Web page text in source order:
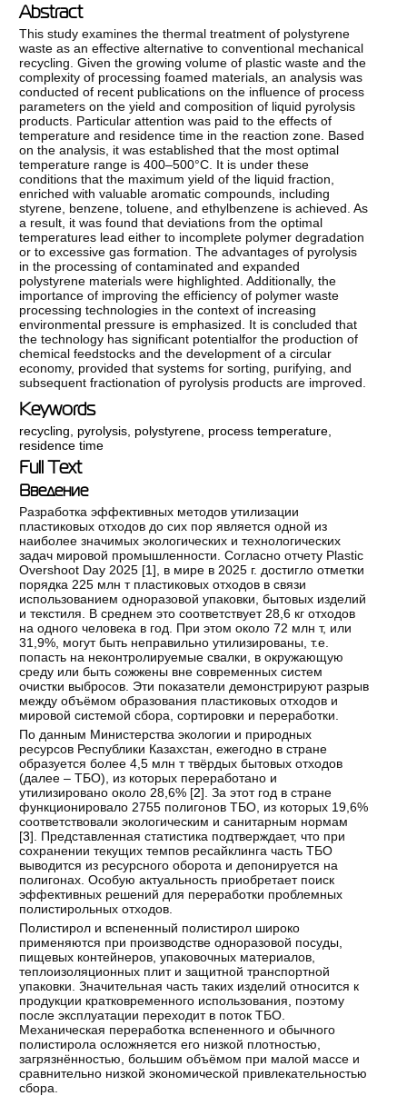
Abstract
This study examines the thermal treatment of polystyrene
waste as an effective alternative to conventional mechanical
recycling. Given the growing volume of plastic waste and the
complexity of processing foamed materials, an analysis was
conducted of recent publications on the influence of process
parameters on the yield and composition of liquid pyrolysis
products. Particular attention was paid to the effects of
temperature and residence time in the reaction zone. Based
on the analysis, it was established that the most optimal
temperature range is 400–500°C. It is under these
conditions that the maximum yield of the liquid fraction,
enriched with valuable aromatic compounds, including
styrene, benzene, toluene, and ethylbenzene is achieved. As
a result, it was found that deviations from the optimal
temperatures lead either to incomplete polymer degradation
or to excessive gas formation. The advantages of pyrolysis
in the processing of contaminated and expanded
polystyrene materials were highlighted. Additionally, the
importance of improving the efficiency of polymer waste
processing technologies in the context of increasing
environmental pressure is emphasized. It is concluded that
the technology has significant potentialfor the production of
chemical feedstocks and the development of a circular
economy, provided that systems for sorting, purifying, and
subsequent fractionation of pyrolysis products are improved.
Keywords
recycling pyrolysis polystyrene process temperature
residence time
Full Text
Введение
Разработка эффективных методов утилизации
пластиковых отходов до сих пор является одной из
наиболее значимых экологических и технологических
задач мировой промышленности. Согласно отчету Plastic
Overshoot Day 2025 [1], в мире в 2025 г. достигло отметки
порядка 225 млн т пластиковых отходов в связи
использованием одноразовой упаковки, бытовых изделий
и текстиля. В среднем это соответствует 28,6 кг отходов
на одного человека в год. При этом около 72 млн т, или
31,9%, могут быть неправильно утилизированы, т.е.
попасть на неконтролируемые свалки, в окружающую
среду или быть сожжены вне современных систем
очистки выбросов. Эти показатели демонстрируют разрыв
между объёмом образования пластиковых отходов и
мировой системой сбора, сортировки и переработки.
По данным Министерства экологии и природных
ресурсов Республики Казахстан, ежегодно в стране
образуется более 4,5 млн т твёрдых бытовых отходов
(далее – ТБО), из которых переработано и
утилизировано около 28,6% [2]. За этот год в стране
функционировало 2755 полигонов ТБО, из которых 19,6%
соответствовали экологическим и санитарным нормам
[3]. Представленная статистика подтверждает, что при
сохранении текущих темпов ресайклинга часть ТБО
выводится из ресурсного оборота и депонируется на
полигонах. Особую актуальность приобретает поиск
эффективных решений для переработки проблемных
полистирольных отходов.
Полистирол и вспененный полистирол широко
применяются при производстве одноразовой посуды,
пищевых контейнеров, упаковочных материалов,
теплоизоляционных плит и защитной транспортной
упаковки. Значительная часть таких изделий относится к
продукции кратковременного использования, поэтому
после эксплуатации переходит в поток ТБО.
Механическая переработка вспененного и обычного
полистирола осложняется его низкой плотностью,
загрязнённостью, большим объёмом при малой массе и
сравнительно низкой экономической привлекательностью
сбора.